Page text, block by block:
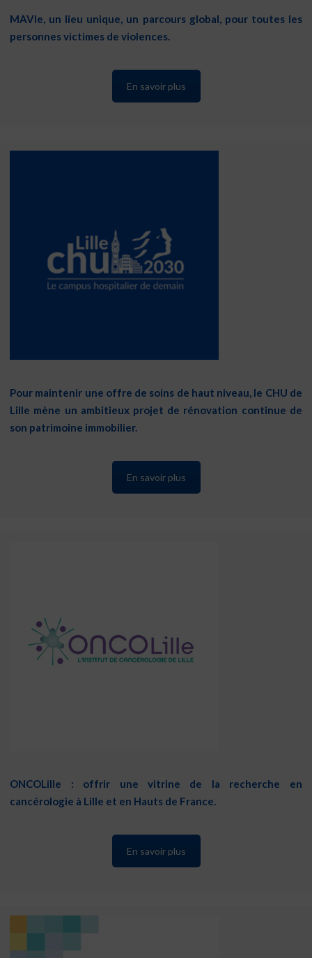
MAVIe, un lieu unique, un parcours global, pour toutes les
personnes victimes de violences.
En savoir plus
Pour maintenir une offre de soins de haut niveau, le CHU de
Lille mène un ambitieux projet de rénovation continue de
son patrimoine immobilier.
En savoir plus
ONCOLille : offrir une vitrine de la recherche en
cancérologie à Lille et en Hauts de France.
En savoir plus